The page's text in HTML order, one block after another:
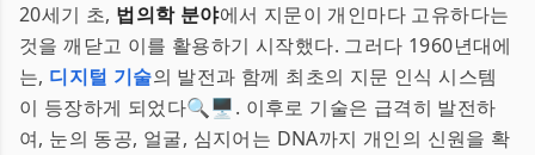
20세기 초, 법의학 분야에서 지문이 개인마다 고유하다는
것을 깨닫고 이를 활용하기 시작했다. 그러다 1960년대에
는, 디지털 기술의 발전과 함께 최초의 지문 인식 시스템
이 등장하게 되었다🔍🖥️. 이후로 기술은 급격히 발전하
여, 눈의 동공, 얼굴, 심지어는 DNA까지 개인의 신원을 확